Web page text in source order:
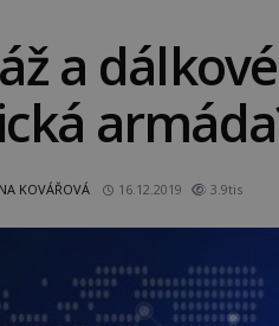
a
KOVÁŘOVÁ 16.12.2019 3.9tis